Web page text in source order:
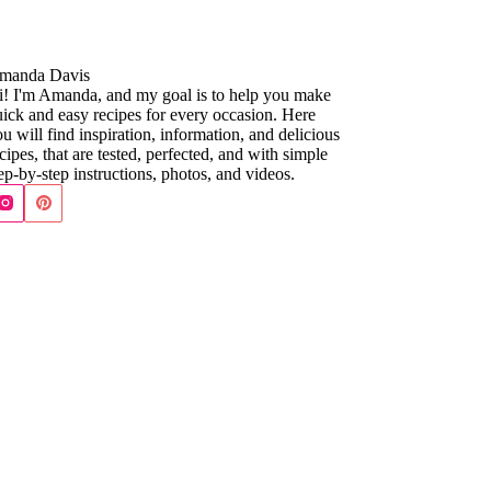
Davis
I'm Amanda, and my goal is to help you make
and easy recipes for every occasion. Here
will find inspiration, information, and delicious
that are tested, perfected, and with simple
by-step instructions, photos, and videos.